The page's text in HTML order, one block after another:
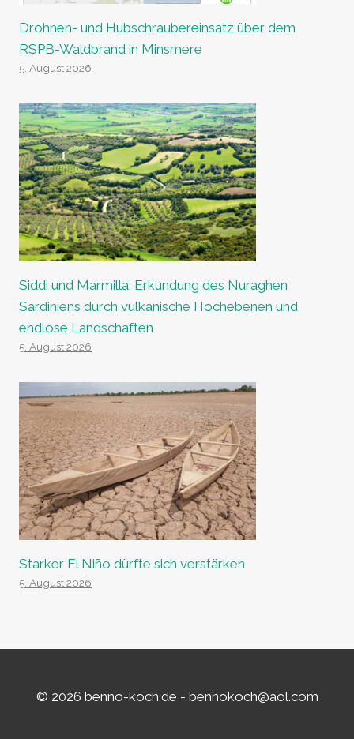
Drohnen- und Hubschraubereinsatz über dem
RSPB-Waldbrand in Minsmere
5. August 2026
Siddi und Marmilla: Erkundung des Nuraghen
Sardiniens durch vulkanische Hochebenen und
endlose Landschaften
5. August 2026
Starker El Niño dürfte sich verstärken
5. August 2026
© 2026 benno-koch.de - bennokoch@aol.com